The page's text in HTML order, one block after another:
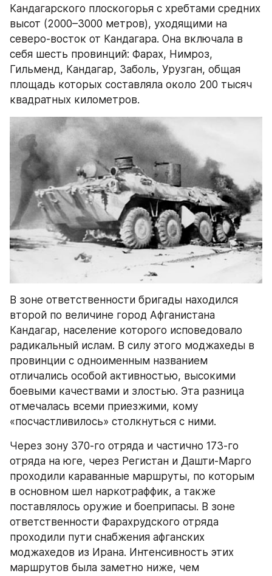
Кандагарского плоскогорья с хребтами средних
высот (2000–3000 метров), уходящими на
северо-восток от Кандагара. Она включала в
себя шесть провинций: Фарах, Нимроз,
Гильменд, Кандагар, Заболь, Урузган, общая
площадь которых составляла около 200 тысяч
квадратных километров.
В зоне ответственности бригады находился
второй по величине город Афганистана
Кандагар, население которого исповедовало
радикальный ислам. В силу этого моджахеды в
провинции с одноименным названием
отличались особой активностью, высокими
боевыми качествами и злостью. Эта разница
отмечалась всеми приезжими, кому
«посчастливилось» столкнуться с ними.
Через зону 370-го отряда и частично 173-го
отряда на юге, через Регистан и Дашти-Марго
проходили караванные маршруты, по которым
в основном шел наркотраффик, а также
поставлялось оружие и боеприпасы. В зоне
ответственности Фарахрудского отряда
проходили пути снабжения афганских
моджахедов из Ирана. Интенсивность этих
маршрутов была заметно ниже, чем